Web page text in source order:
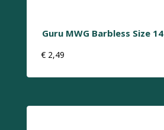
Guru MWG Barbless Size 14
€ 2,49